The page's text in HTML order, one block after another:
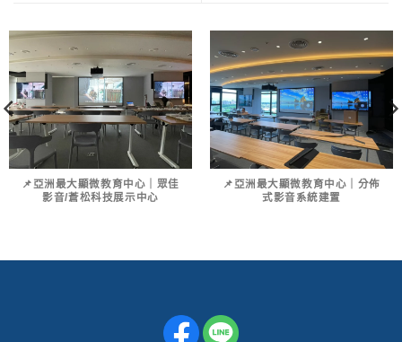
📌亞洲最大顯微教育中心｜眾佳
影音/蒼松科技展示中心
📌亞洲最大顯微教育中心｜分佈
式影音系統建置